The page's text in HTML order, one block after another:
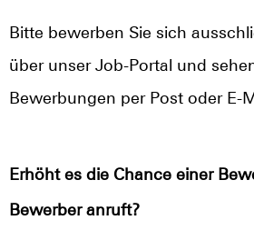
Bitte bewerben Sie sich
über unser Job-Portal und
Bewerbungen per Post oder E-
Erhöht es die Chance einer
Bewerber anruft?